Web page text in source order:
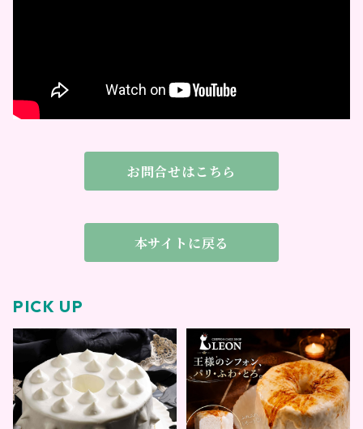
お問合せはこちら
本サイトに戻る
PICK UP